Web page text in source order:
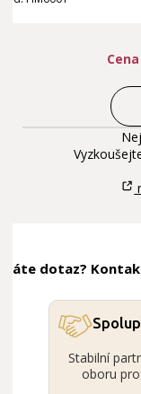
Máte dotaz?
Stabilní
oboru